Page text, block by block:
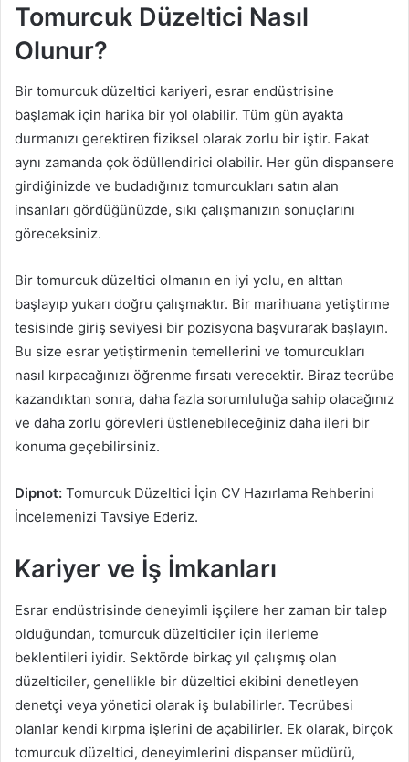
Tomurcuk Düzeltici Nasıl
Olunur?
Bir tomurcuk düzeltici kariyeri, esrar endüstrisine
başlamak için harika bir yol olabilir. Tüm gün ayakta
durmanızı gerektiren fiziksel olarak zorlu bir iştir. Fakat
aynı zamanda çok ödüllendirici olabilir. Her gün dispansere
girdiğinizde ve budadığınız tomurcukları satın alan
insanları gördüğünüzde, sıkı çalışmanızın sonuçlarını
göreceksiniz.
Bir tomurcuk düzeltici olmanın en iyi yolu, en alttan
başlayıp yukarı doğru çalışmaktır. Bir marihuana yetiştirme
tesisinde giriş seviyesi bir pozisyona başvurarak başlayın.
Bu size esrar yetiştirmenin temellerini ve tomurcukları
nasıl kırpacağınızı öğrenme fırsatı verecektir. Biraz tecrübe
kazandıktan sonra, daha fazla sorumluluğa sahip olacağınız
ve daha zorlu görevleri üstlenebileceğiniz daha ileri bir
konuma geçebilirsiniz.
Dipnot: Tomurcuk Düzeltici İçin CV Hazırlama Rehberini
İncelemenizi Tavsiye Ederiz.
Kariyer ve İş İmkanları
Esrar endüstrisinde deneyimli işçilere her zaman bir talep
olduğundan, tomurcuk düzelticiler için ilerleme
beklentileri iyidir. Sektörde birkaç yıl çalışmış olan
düzelticiler, genellikle bir düzeltici ekibini denetleyen
denetçi veya yönetici olarak iş bulabilirler. Tecrübesi
olanlar kendi kırpma işlerini de açabilirler. Ek olarak, birçok
tomurcuk düzeltici, deneyimlerini dispanser müdürü,